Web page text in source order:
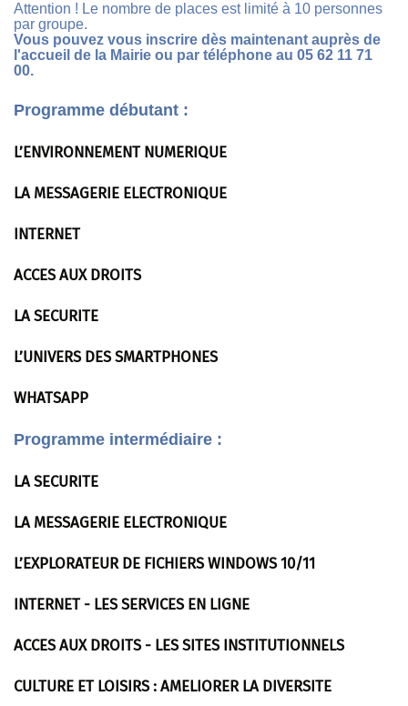
Attention ! Le nombre de places est limité à 10 personnes
par groupe.
Vous pouvez vous inscrire dès maintenant auprès de
l'accueil de la Mairie ou par téléphone au 05 62 11 71
00.
Programme débutant :
L’ENVIRONNEMENT NUMERIQUE
LA MESSAGERIE ELECTRONIQUE
INTERNET
ACCES AUX DROITS
LA SECURITE
L’UNIVERS DES SMARTPHONES
WHATSAPP
Programme intermédiaire :
LA SECURITE
LA MESSAGERIE ELECTRONIQUE
L’EXPLORATEUR DE FICHIERS WINDOWS 10/11
INTERNET - LES SERVICES EN LIGNE
ACCES AUX DROITS - LES SITES INSTITUTIONNELS
CULTURE ET LOISIRS : AMELIORER LA DIVERSITE